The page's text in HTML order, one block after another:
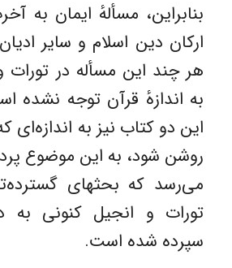
بنابراین، مسألهٔ ایمان به
ارکان دین اسلام و سایر
هر چند این مسأله در تورات
به اندازهٔ قرآن توجه نشده
این دو کتاب نیز به
روشن شود، به این موضوع
می‌رسد که بحثهای
تورات و انجیل کنونی
سپرده شده است.